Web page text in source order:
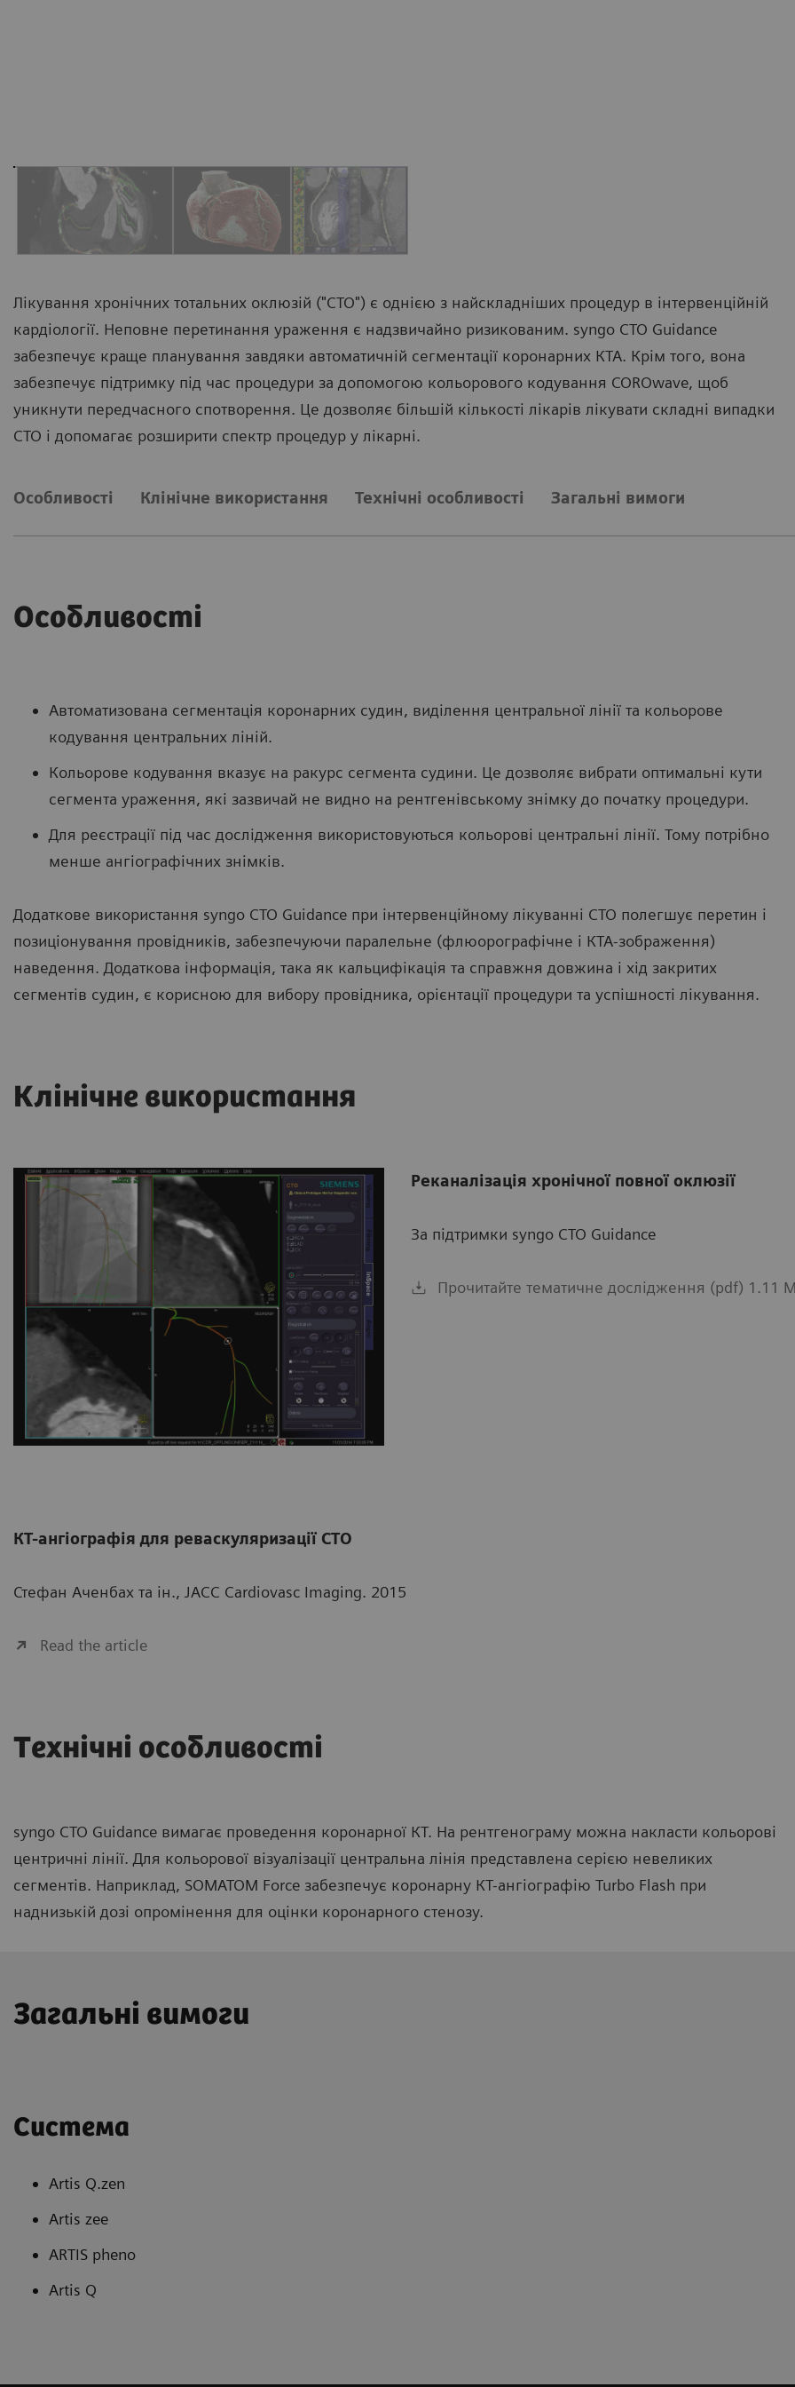
Лікування хронічних тотальних оклюзій ("CTO") є однією з найскладніших процедур в інтервенційній
кардіології. Неповне перетинання ураження є надзвичайно ризикованим. syngo CTO Guidance
забезпечує краще планування завдяки автоматичній сегментації коронарних КТА. Крім того, вона
забезпечує підтримку під час процедури за допомогою кольорового кодування COROwave, щоб
уникнути передчасного спотворення. Це дозволяє більшій кількості лікарів лікувати складні випадки
CTO і допомагає розширити спектр процедур у лікарні.
Особливості Клінічне використання Технічні особливості Загальні вимоги
Особливості
Автоматизована сегментація коронарних судин, виділення центральної лінії та кольорове
кодування центральних ліній.
Кольорове кодування вказує на ракурс сегмента судини. Це дозволяє вибрати оптимальні кути
сегмента ураження, які зазвичай не видно на рентгенівському знімку до початку процедури.
Для реєстрації під час дослідження використовуються кольорові центральні лінії. Тому потрібно
менше ангіографічних знімків.
Додаткове використання syngo CTO Guidance при інтервенційному лікуванні CTO полегшує перетин і
позиціонування провідників, забезпечуючи паралельне (флюорографічне і КТА-зображення)
наведення. Додаткова інформація, така як кальцифікація та справжня довжина і хід закритих
сегментів судин, є корисною для вибору провідника, орієнтації процедури та успішності лікування.
Клінічне використання
Реканалізація хронічної повної оклюзії
За підтримки syngo CTO Guidance
Прочитайте тематичне дослідження (pdf) 1.11
КТ-ангіографія для реваскуляризації CTO
Стефан Аченбах та ін., JACC Cardiovasc Imaging. 2015
Read the article
Технічні особливості
syngo CTO Guidance вимагає проведення коронарної КТ. На рентгенограму можна накласти кольорові
центричні лінії. Для кольорової візуалізації центральна лінія представлена серією невеликих
сегментів. Наприклад, SOMATOM Force забезпечує коронарну КТ-ангіографію Turbo Flash при
наднизькій дозі опромінення для оцінки коронарного стенозу.
Загальні вимоги
Система
Artis Q.zen
Artis zee
ARTIS pheno
Artis Q